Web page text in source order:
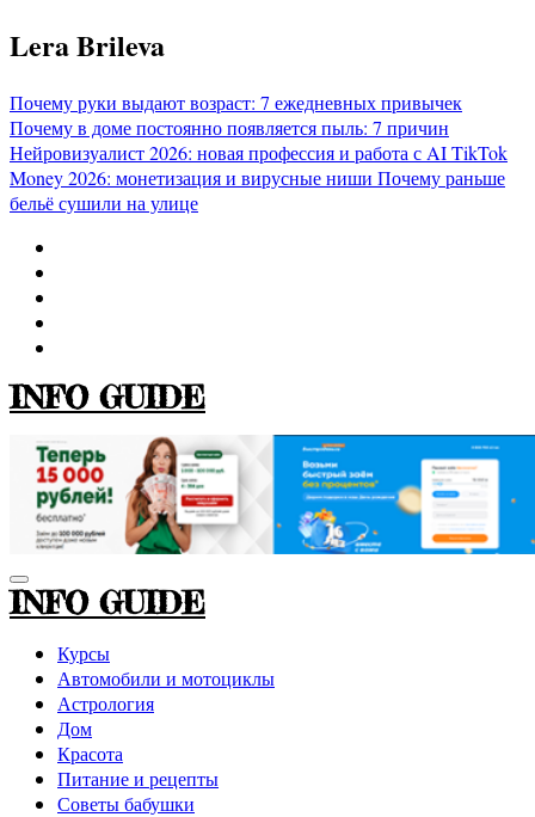
Перейти
к
Lera Brileva
Почему руки выдают возраст: 7 ежедневных привычек
Почему в доме постоянно появляется пыль: 7 причин
Нейровизуалист 2026: новая профессия и работа с AITikTok
Money 2026: монетизация и вирусные ниши Почему раньше
бельё сушили на улице
INFO GUIDE
INFO GUIDE
Курсы
Автомобили и мотоциклы
Астрология
Дом
Красота
Питание и рецепты
Советы бабушки